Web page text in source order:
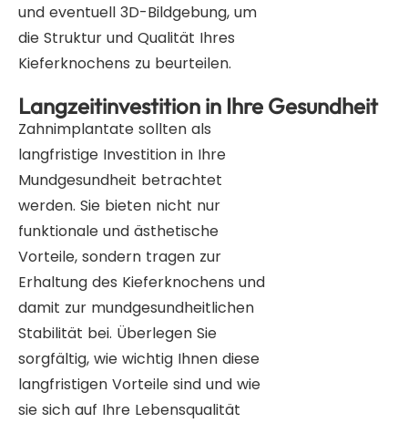
und eventuell 3D-Bildgebung, um
die Struktur und Qualität Ihres
Kieferknochens zu beurteilen.
Langzeitinvestition in Ihre Gesundheit
Zahnimplantate sollten als
langfristige Investition in Ihre
Mundgesundheit betrachtet
werden. Sie bieten nicht nur
funktionale und ästhetische
Vorteile, sondern tragen zur
Erhaltung des Kieferknochens und
damit zur mundgesundheitlichen
Stabilität bei. Überlegen Sie
sorgfältig, wie wichtig Ihnen diese
langfristigen Vorteile sind und wie
sie sich auf Ihre Lebensqualität